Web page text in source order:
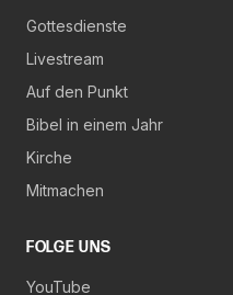
Gottesdienste
Livestream
Auf den Punkt
Bibel in einem Jahr
Kirche
Mitmachen
FOLGE UNS
YouTube